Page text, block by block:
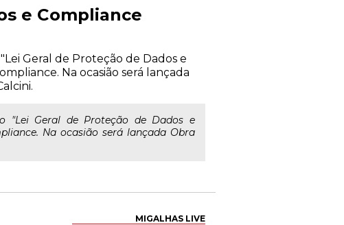
e Compliance
Geral de Proteção de Dados e
Na ocasião será lançada
"Lei Geral de Proteção de Dados e
Na ocasião será lançada Obra
MIGALHAS LIVE